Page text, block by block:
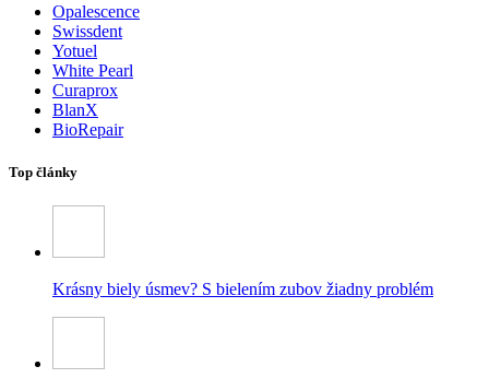
Opalescence
Swissdent
Yotuel
White Pearl
Curaprox
BlanX
BioRepair
Top články
Krásny biely úsmev? S bielením zubov žiadny problém